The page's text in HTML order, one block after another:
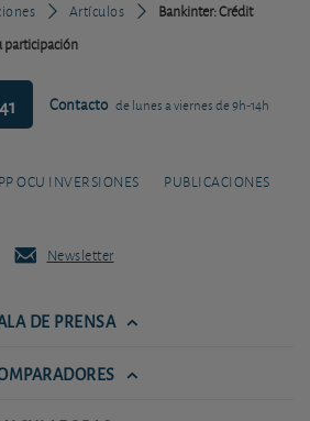
Artículos
Bankinter: Crédit
participación
Contacto de lunes a viernes de 9h-14h
OCU INVERSIONES PUBLICACIONES
Newsletter
DE PRENSA